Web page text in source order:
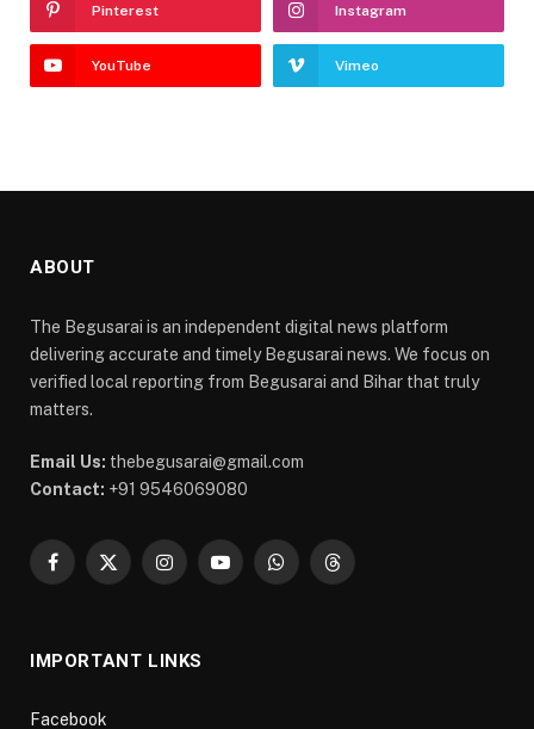
Pinterest Instagram
YouTube Vimeo
ABOUT
The Begusarai is an independent digital news platform
delivering accurate and timely Begusarai news. We focus on
verified local reporting from Begusarai and Bihar that truly
matters.
Email Us: thebegusarai@gmail.com
Contact: +91 9546069080
Facebook
X
InstagramYouTubeWhatsAppThreads
IMPORTANT LINKS
Facebook